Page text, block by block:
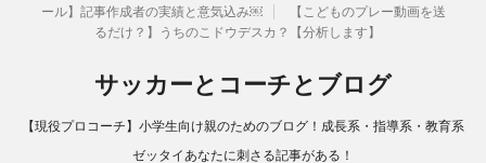
ール】記事作成者の実績と意気込み￼
【こどものプレー動画を送
るだけ？】うちのこドウデスカ？【分析します】
サッカーとコーチとブログ
【現役プロコーチ】小学生向け親のためのブログ！成長系・指導系・教育系
ゼッタイあなたに刺さる記事がある！